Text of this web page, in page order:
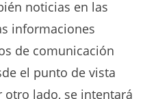
noticias en las
informaciones
de comunicación
el punto de vista
otro lado, se intentará